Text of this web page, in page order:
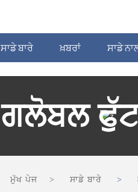
ਸਾਡੇ ਬਾਰੇ ਖ਼ਬਰਾਂ ਸਾਡੇ
ਗਲੋਬਲ
ਮੁੱਖ ਪੇਜ ਸਾਡੇ ਬਾਰੇ